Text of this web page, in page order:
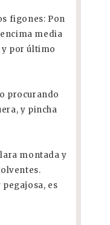
figones: Pon
media
y por último
procurando
y pincha
montada y
pegajosa, es